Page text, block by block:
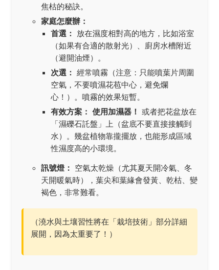
焦枯的秘訣。
家庭怎麼辦：
首選： 放在濕度相對高的地方，比如浴室
（如果有合適的散射光）、廚房水槽附近
（避開油煙）。
次選： 經常噴霧（注意：只能噴葉片周圍
空氣，不要噴濕花苞中心，避免爛
心！）。噴霧的效果短暫。
有效方案： 使用加濕器！ 或者把花盆放在
「濕礫石託盤」上（盆底不要直接接觸到
水）。幾盆植物靠攏擺放，也能形成區域
性濕度高的小環境。
訊號燈： 空氣太乾燥（尤其夏天開冷氣、冬
天開暖氣時），葉尖和葉緣會發黃、乾枯、變
褐色，非常難看。
（澆水與土壤習性將在「栽培技術」部分詳細
展開，因為太重要了！）